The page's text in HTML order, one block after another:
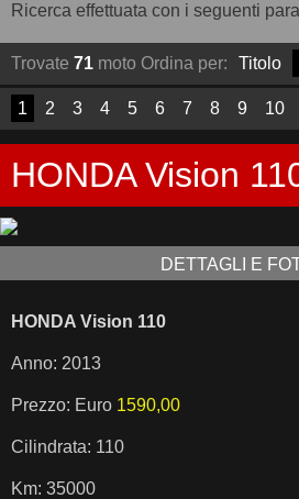
Ricerca effettuata con i seguenti
Trovate 71 moto Ordina per: Titolo
1 2 3 4 5 6 7 8 9 10
HONDA Vision
DETTAGLI E
HONDA Vision 110
Anno: 2013
Prezzo: Euro 1590,00
Cilindrata: 110
Km: 35000